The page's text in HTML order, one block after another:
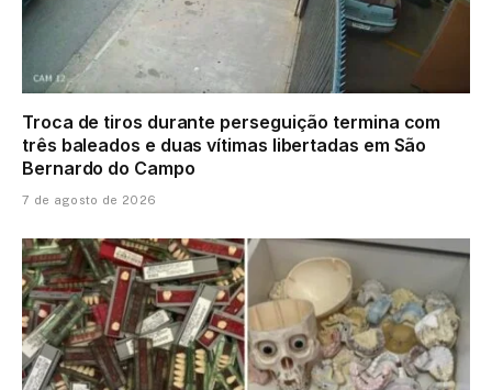
Troca de tiros durante perseguição termina com
três baleados e duas vítimas libertadas em São
Bernardo do Campo
7 de agosto de 2026